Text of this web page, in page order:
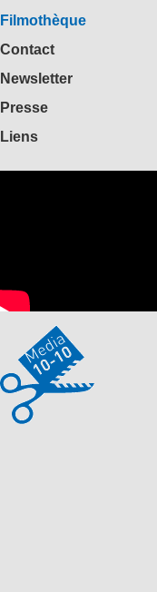
Filmothèque
Contact
Newsletter
Presse
Liens